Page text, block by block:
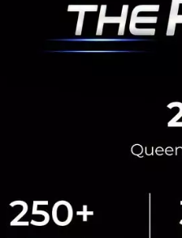
คณะกรรมการอาหารและยาข
อนาคตถึงแม้จะใช้เวลานานก็